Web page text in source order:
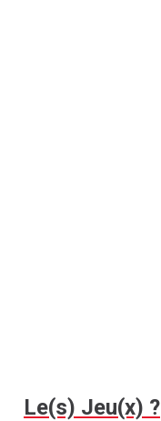
Le(s) Jeu(x) ?